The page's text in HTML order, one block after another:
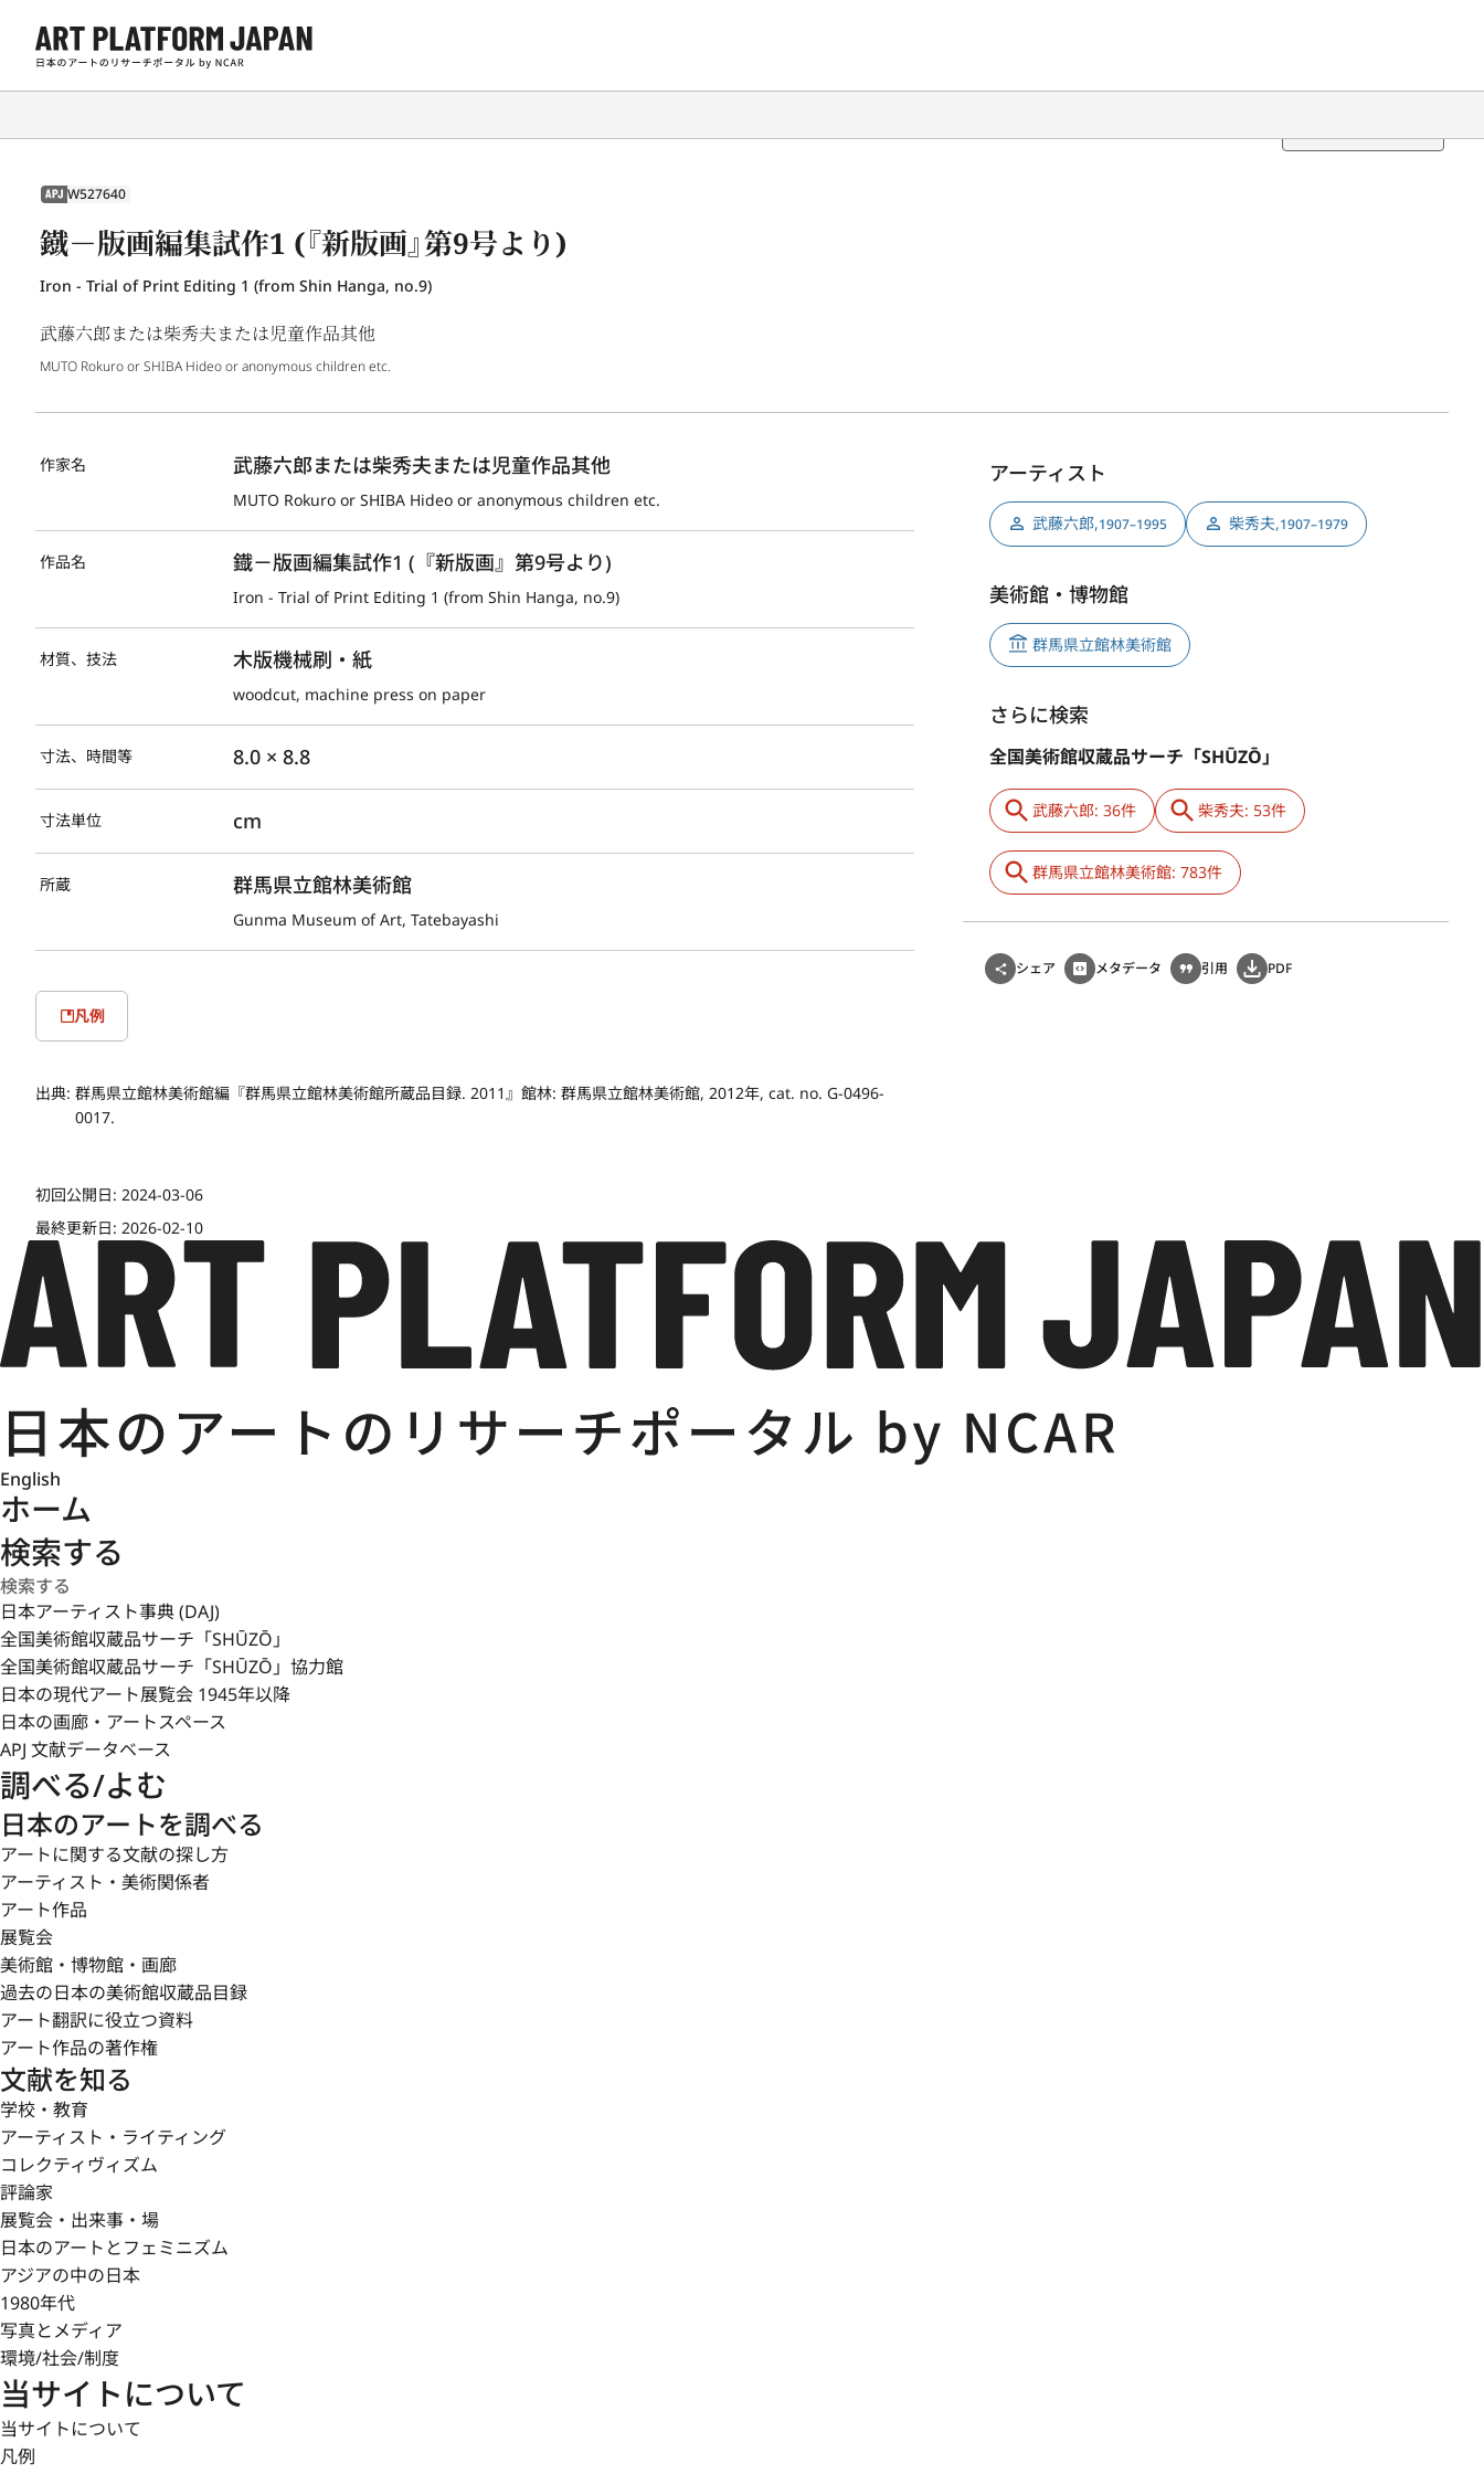
APJ W527640
鐡－版画編集試作1 (『新版画』第9号より)
Iron - Trial of Print Editing 1 (from Shin Hanga, no.9)
武藤六郎または柴秀夫または児童作品其他
MUTO Rokuro or SHIBA Hideo or anonymous children etc.
作家名 武藤六郎または柴秀夫または児童作品其他
MUTO Rokuro or SHIBA Hideo or anonymous children etc.
作品名 鐡－版画編集試作1 (『新版画』第9号より)
Iron - Trial of Print Editing 1 (from Shin Hanga, no.9)
材質、技法 木版機械刷・紙
woodcut, machine press on paper
寸法、時間等 8.0 × 8.8
寸法単位 cm
所蔵 群馬県立館林美術館
Gunma Museum of Art, Tatebayashi
凡例
出典: 群馬県立館林美術館編『群馬県立館林美術館所蔵品目録. 2011』館林: 群馬県立館林美術館, 2012年, cat. no. G-0496-
0017.
初回公開日: 2024-03-06
最終更新日: 2026-02-10
アーティスト
武藤六郎,1907–1995 柴秀夫,1907–1979
美術館・博物館
群馬県立館林美術館
さらに検索
全国美術館収蔵品サーチ「SHŪZŌ」
武藤六郎: 36件 柴秀夫: 53件
群馬県立館林美術館: 783件
シェア メタデータ 引用 PDF
English
ホーム
検索する
日本アーティスト事典 (DAJ)
全国美術館収蔵品サーチ「SHŪZŌ」
全国美術館収蔵品サーチ「SHŪZŌ」協力館
日本の現代アート展覧会 1945年以降
日本の画廊・アートスペース
APJ 文献データベース
調べる/よむ
日本のアートを調べる
アートに関する文献の探し方
アーティスト・美術関係者
アート作品
展覧会
美術館・博物館・画廊
過去の日本の美術館収蔵品目録
アート翻訳に役立つ資料
アート作品の著作権
文献を知る
学校・教育
アーティスト・ライティング
コレクティヴィズム
評論家
展覧会・出来事・場
日本のアートとフェミニズム
アジアの中の日本
1980年代
写真とメディア
環境/社会/制度
当サイトについて
当サイトについて
凡例